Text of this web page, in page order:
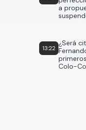
a
13:22
¿Será
Colo-